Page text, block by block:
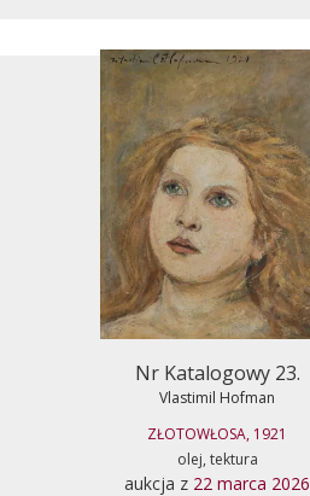
Nr Katalogowy 23.
Vlastimil Hofman
ZŁOTOWŁOSA, 1921
olej, tektura
aukcja z 22 marca 2026